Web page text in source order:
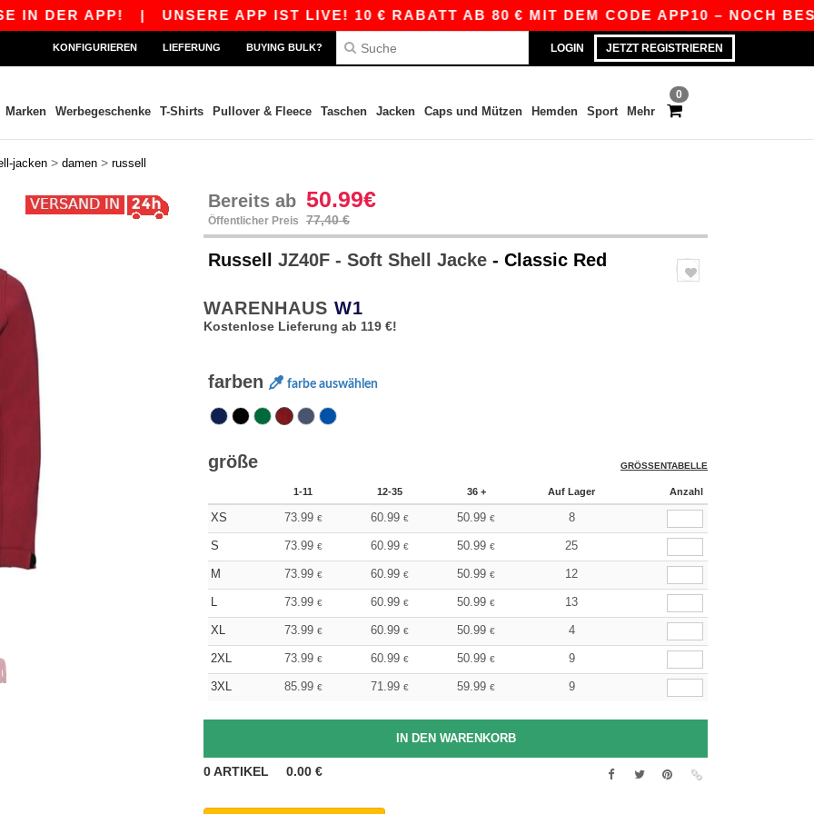
APP!|UNSERE APP IST LIVE! 10 € RABATT AB 80 € MIT DEM CODE APP10 – NOCH BESSERE
LOGIN JETZT REGISTRIEREN
KONFIGURIEREN LIEFERUNG BUYING BULK?
0
Marken Werbegeschenke T-Shirts Pullover & Fleece Taschen Jacken Caps und Mützen Hemden Sport Mehr
jacken > damen > russell
Bereits ab 50.99€
Öffentlicher Preis 77,40 €
Russell JZ40F - Soft Shell Jacke - Classic Red
WARENHAUS W1
Kostenlose Lieferung ab 119 €!
farben farbe auswählen
größe GRÖSSENTABELLE
1-11 12-35 36 + Auf Lager Anzahl
XS 73.99 € 60.99 € 50.99 € 8
S 73.99 € 60.99 € 50.99 € 25
M 73.99 € 60.99 € 50.99 € 12
L 73.99 € 60.99 € 50.99 € 13
XL 73.99 € 60.99 € 50.99 € 4
2XL 73.99 € 60.99 € 50.99 € 9
3XL 85.99 € 71.99 € 59.99 € 9
0ARTIKEL 0.00 €